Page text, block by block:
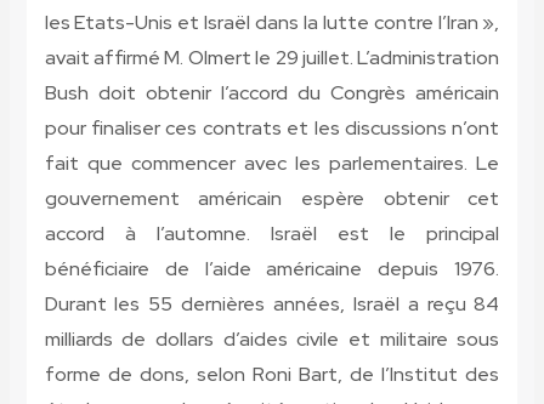
les Etats-Unis et Israël dans la lutte contre l’Iran »,
avait affirmé M. Olmert le 29 juillet. L’administration
Bush doit obtenir l’accord du Congrès américain
pour finaliser ces contrats et les discussions n’ont
fait que commencer avec les parlementaires. Le
gouvernement américain espère obtenir cet
accord à l’automne. Israël est le principal
bénéficiaire de l’aide américaine depuis 1976.
Durant les 55 dernières années, Israël a reçu 84
milliards de dollars d’aides civile et militaire sous
forme de dons, selon Roni Bart, de l’Institut des